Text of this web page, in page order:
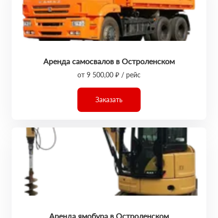
Аренда самосвалов в Остроленском
от 9 500,00 ₽ / рейс
Заказать
Аренда ямобура в Остроленском